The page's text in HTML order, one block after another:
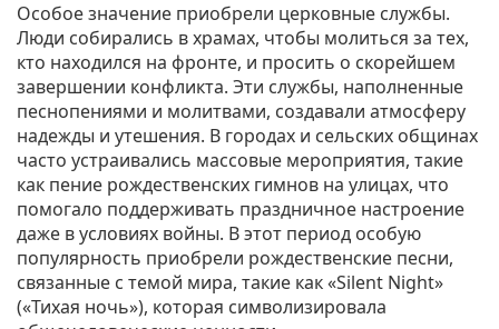
Особое значение приобрели церковные службы.
Люди собирались в храмах, чтобы молиться за тех,
кто находился на фронте, и просить о скорейшем
завершении конфликта. Эти службы, наполненные
песнопениями и молитвами, создавали атмосферу
надежды и утешения. В городах и сельских общинах
часто устраивались массовые мероприятия, такие
как пение рождественских гимнов на улицах, что
помогало поддерживать праздничное настроение
даже в условиях войны. В этот период особую
популярность приобрели рождественские песни,
связанные с темой мира, такие как «Silent Night»
(«Тихая ночь»), которая символизировала